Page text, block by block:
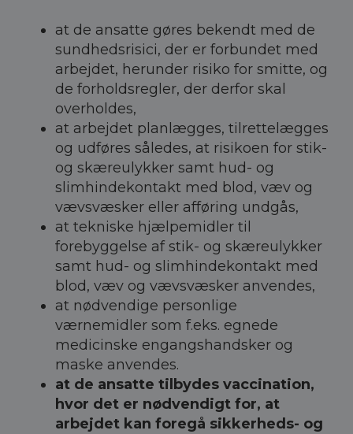
at de ansatte gøres bekendt med de
sundhedsrisici, der er forbundet med
arbejdet, herunder risiko for smitte, og
de forholdsregler, der derfor skal
overholdes,
at arbejdet planlægges, tilrettelægges
og udføres således, at risikoen for stik-
og skæreulykker samt hud- og
slimhindekontakt med blod, væv og
vævsvæsker eller afføring undgås,
at tekniske hjælpemidler til
forebyggelse af stik- og skæreulykker
samt hud- og slimhindekontakt med
blod, væv og vævsvæsker anvendes,
at nødvendige personlige
værnemidler som f.eks. egnede
medicinske engangshandsker og
maske anvendes.
at de ansatte tilbydes vaccination,
hvor det er nødvendigt for, at
arbejdet kan foregå sikkerheds- og